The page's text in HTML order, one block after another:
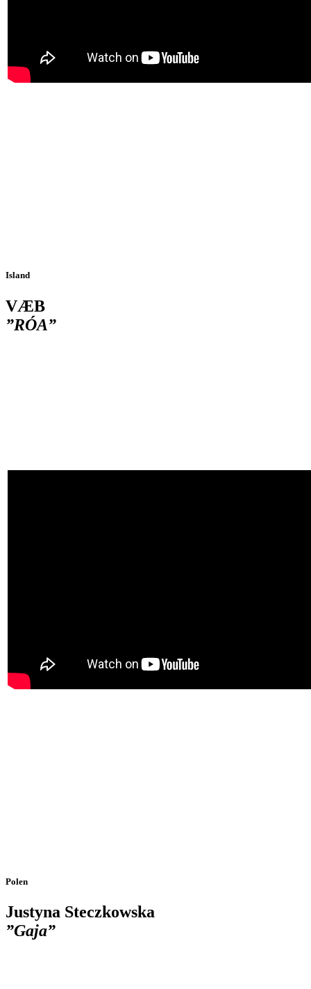
Island
VÆB
”RÓA”
Polen
Justyna Steczkowska
”Gaja”